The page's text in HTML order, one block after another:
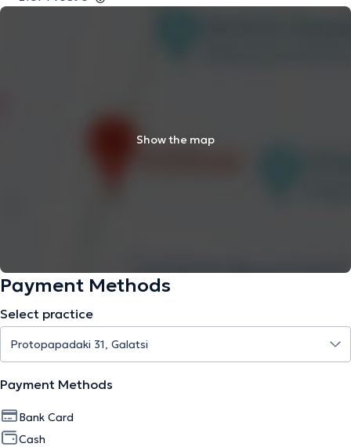
Show the map
Payment Methods
Select practice
Payment Methods
Bank Card
Cash